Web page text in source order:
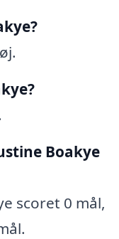
Boakye
scoret 0 mål,